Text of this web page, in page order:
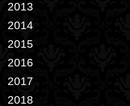
2013
2014
2015
2016
2017
2018